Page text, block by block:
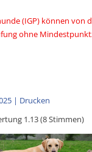
(IGP) können von
ohne
| Drucken
1.13 (8 Stimmen)